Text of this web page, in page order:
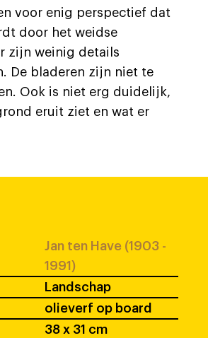
voor enig perspectief dat
door het weidse
zijn weinig details
De bladeren zijn niet te
Ook is niet erg duidelijk,
eruit ziet en wat er
Jan ten Have (1903 -
1991)
Landschap
olieverf op board
38 x 31 cm